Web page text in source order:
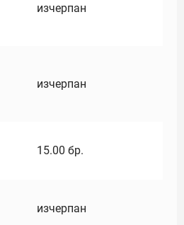
изчерпан
изчерпан
15.00 бр.
изчерпан